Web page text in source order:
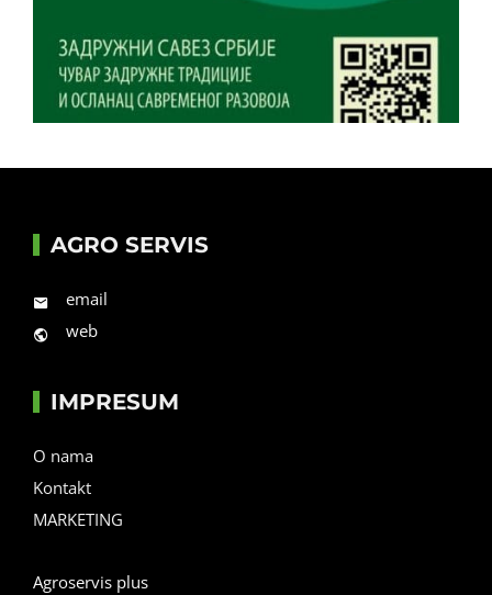
AGRO SERVIS
email
web
IMPRESUM
O nama
Kontakt
MARKETING
Agroservis plus